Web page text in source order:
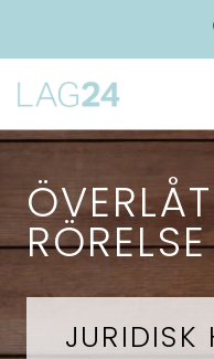
RÖRELSE
JURIDISK